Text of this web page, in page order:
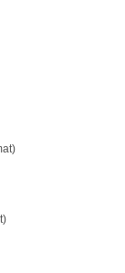
(OpenDocument Presentation Format)
(OpenDocument Standard Format)